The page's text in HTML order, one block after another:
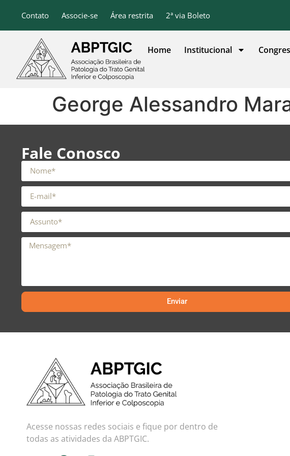
conteúdo
Contato Associe-se Área restrita 2ª via Boleto
Home Institucional
George Alessandro
Fale Conosco
Enviar
Acesse nossas redes sociais e fique por dentro de
todas as atividades da ABPTGIC.